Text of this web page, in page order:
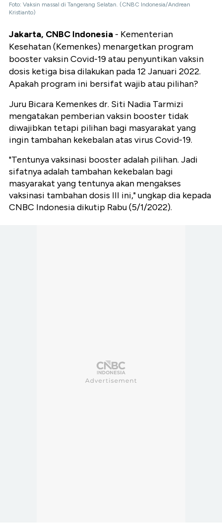
Foto: Vaksin massal di Tangerang Selatan. (CNBC Indonesia/Andrean
Kristianto)
Jakarta, CNBC Indonesia - Kementerian
Kesehatan (Kemenkes) menargetkan program
booster vaksin Covid-19 atau penyuntikan vaksin
dosis ketiga bisa dilakukan pada 12 Januari 2022.
Apakah program ini bersifat wajib atau pilihan?
Juru Bicara Kemenkes dr. Siti Nadia Tarmizi
mengatakan pemberian vaksin booster tidak
diwajibkan tetapi pilihan bagi masyarakat yang
ingin tambahan kekebalan atas virus Covid-19.
"Tentunya vaksinasi booster adalah pilihan. Jadi
sifatnya adalah tambahan kekebalan bagi
masyarakat yang tentunya akan mengakses
vaksinasi tambahan dosis III ini," ungkap dia kepada
CNBC Indonesia dikutip Rabu (5/1/2022).